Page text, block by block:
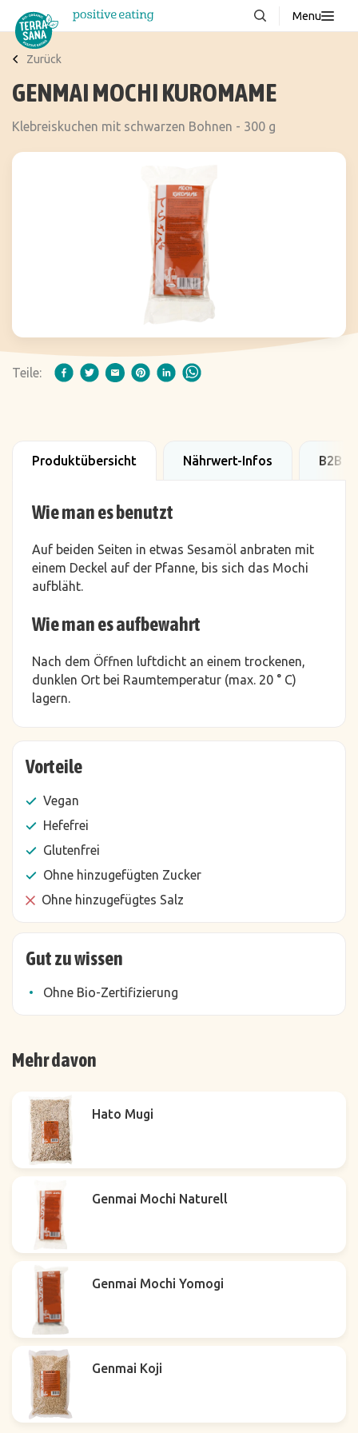
Menu
Über uns
Wissenswertes
Zurück
GENMAI MOCHI KUROMAME
Klebreiskuchen mit schwarzen Bohnen - 300 g
Teile:
Produktübersicht Nährwert-Infos B2B
Wie man es benutzt
Auf beiden Seiten in etwas Sesamöl anbraten mit
einem Deckel auf der Pfanne, bis sich das Mochi
aufbläht.
Wie man es aufbewahrt
Nach dem Öffnen luftdicht an einem trockenen,
dunklen Ort bei Raumtemperatur (max. 20 ° C)
lagern.
Vorteile
Vegan
Hefefrei
Glutenfrei
Ohne hinzugefügten Zucker
Ohne hinzugefügtes Salz
Gut zu wissen
Ohne Bio-Zertifizierung
Mehr davon
Hato Mugi
Genmai Mochi Naturell
Genmai Mochi Yomogi
Genmai Koji